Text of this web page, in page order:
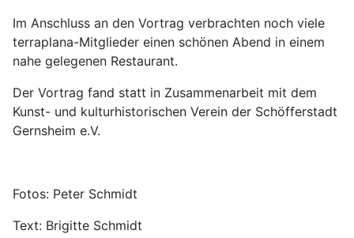
Im Anschluss an den Vortrag verbrachten noch viele
terraplana-Mitglieder einen schönen Abend in einem
nahe gelegenen Restaurant.
Der Vortrag fand statt in Zusammenarbeit mit dem
Kunst- und kulturhistorischen Verein der Schöfferstadt
Gernsheim e.V.
Fotos: Peter Schmidt
Text: Brigitte Schmidt